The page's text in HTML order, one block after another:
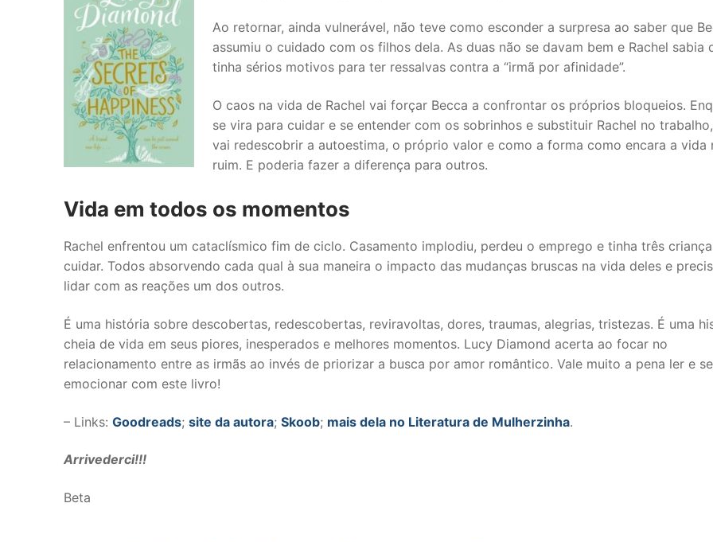
Ao retornar, ainda vulnerável, não teve como esconder a surpresa ao saber que
assumiu o cuidado com os filhos dela. As duas não se davam bem e Rachel sabia
tinha sérios motivos para ter ressalvas contra a “irmã por afinidade”.
O caos na vida de Rachel vai forçar Becca a confrontar os próprios bloqueios.
se vira para cuidar e se entender com os sobrinhos e substituir Rachel no
vai redescobrir a autoestima, o próprio valor e como a forma como encara a vida
ruim. E poderia fazer a diferença para outros.
Vida em todos os momentos
Rachel enfrentou um cataclísmico fim de ciclo. Casamento implodiu, perdeu o emprego e tinha três
cuidar. Todos absorvendo cada qual à sua maneira o impacto das mudanças bruscas na vida deles e
lidar com as reações um dos outros.
É uma história sobre descobertas, redescobertas, reviravoltas, dores, traumas, alegrias, tristezas. É uma
cheia de vida em seus piores, inesperados e melhores momentos. Lucy Diamond acerta ao focar no
relacionamento entre as irmãs ao invés de priorizar a busca por amor romântico. Vale muito a pena ler e se
emocionar com este livro!
– Links: Goodreads; site da autora; Skoob; mais dela no Literatura de Mulherzinha.
Arrivederci!!!
Beta